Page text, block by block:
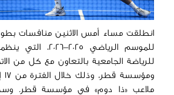
انطلقت مساء أمس الاثنين منافسات
للموسم الرياضي
للرياضة الجامعية بالتعاون مع كل من
ملاعب «ذا دوم» في مؤسسة قطر.